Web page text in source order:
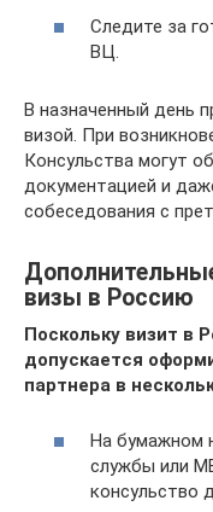
Следите за
ВЦ.
В назначенный день
визой. При
Консульства могут
документацией и
собеседования с
визы в Россию
Поскольку визит в
допускается
партнера в
На бумажном
службы или
консульство